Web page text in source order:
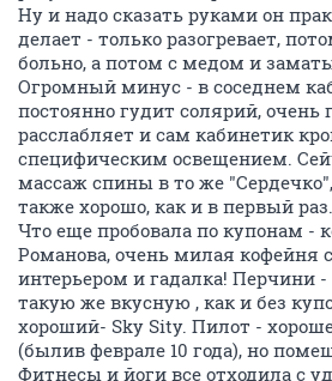
Ну и надо сказать руками он
делает - только разогревает,
больно, а потом с медом и
Огромный минус - в соседнем
постоянно гудит солярий, очень
расслабляет и сам кабинетик
специфическим освещением.
массаж спины в то же
также хорошо, как и в первый раз.
Что еще пробовала по купонам -
Романова, очень милая кофейня
интерьером и гадалка! Перчини
такую же вкусную , как и без
хороший- Sky Sity. Пилот -
(былив феврале 10 года), но
Фитнесы и йоги все отходила с